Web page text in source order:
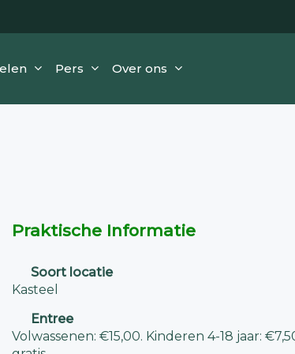
Pers Over ons
Praktische Informatie
Soort locatie
Kasteel
Entree
Volwassenen: €15,00. Kinderen 4-18 jaar: